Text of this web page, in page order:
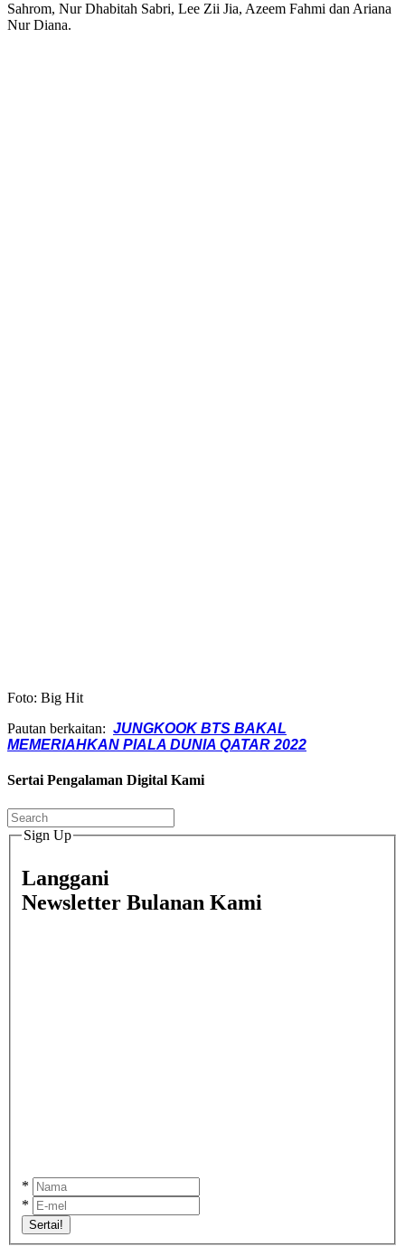
Sahrom, Nur Dhabitah Sabri, Lee Zii Jia, Azeem Fahmi dan Ariana
Nur Diana.
Foto: Big Hit
Pautan berkaitan: JUNGKOOK BTS BAKAL
MEMERIAHKAN PIALA DUNIA QATAR 2022
Sertai Pengalaman Digital Kami
Sign Up
Langgani
Newsletter Bulanan Kami
*
*
Sertai!